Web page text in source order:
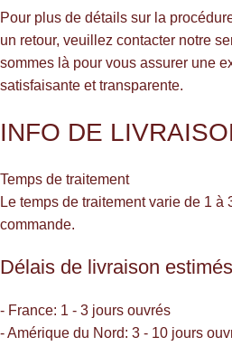
Pour plus de détails sur la
un retour, veuillez contacter notre
sommes là pour vous assurer une
satisfaisante et transparente.
INFO DE
Temps de traitement
Le temps de traitement varie de 1 à
commande.
Délais de livraison estimés
- France: 1 - 3 jours ouvrés
- Amérique du Nord: 3 - 10 jours